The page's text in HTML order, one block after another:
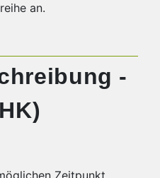
an.
-
Zeitpunkt